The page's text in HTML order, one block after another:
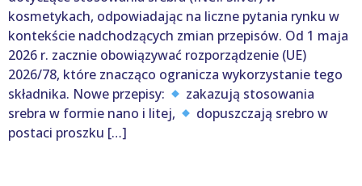
kosmetykach, odpowiadając na liczne pytania rynku w
kontekście nadchodzących zmian przepisów. Od 1 maja
2026 r. zacznie obowiązywać rozporządzenie (UE)
2026/78, które znacząco ogranicza wykorzystanie tego
składnika. Nowe przepisy:
zakazują stosowania
srebra w formie nano i litej,
dopuszczają srebro w
postaci proszku […]